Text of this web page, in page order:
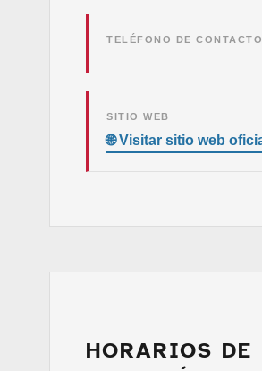
TELÉFONO DE CONTACTO
SITIO WEB
HORARIOS DE